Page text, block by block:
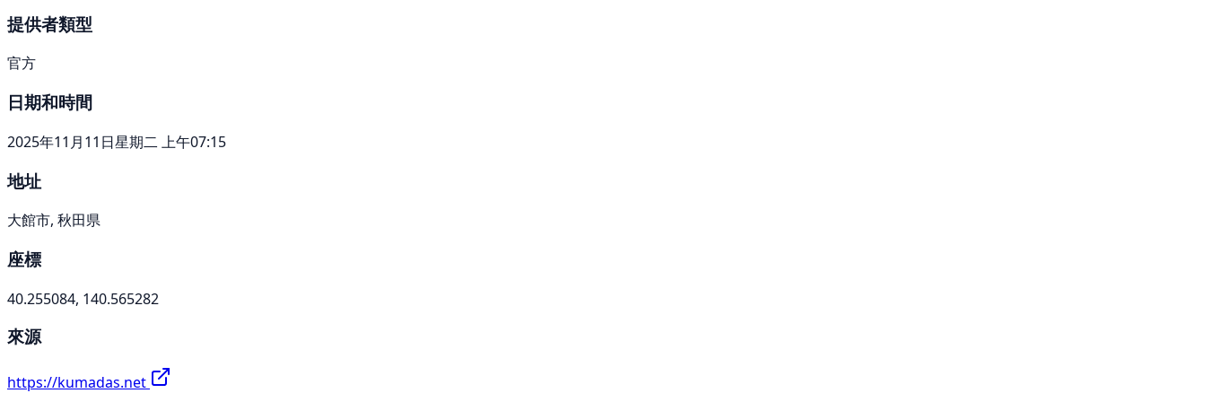
提供者類型
官方
日期和時間
2025年11月11日星期二 上午07:15
地址
大館市, 秋田県
座標
40.255084, 140.565282
來源
https://kumadas.net